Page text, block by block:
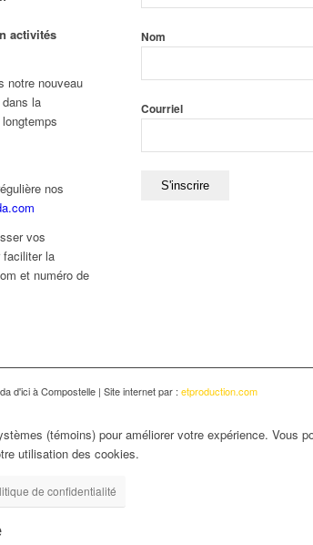
activités
notre nouveau
la
nos
vos
faciliter la
et numéro de
Nom
Courriel
d'ici à Compostelle | Site internet par : etproduction.com
(témoins) pour améliorer votre expérience. Vous
utilisation des cookies.
de confidentialité